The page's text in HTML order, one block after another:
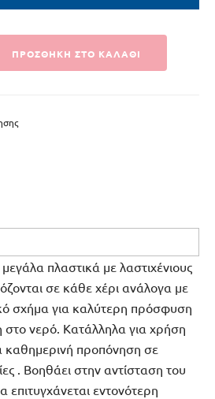
ΠΡΟΣΘΗΚΗ ΣΤΟ ΚΑΛΑΘΙ
πλαστικά με λαστιχένιους
σε κάθε χέρι ανάλογα με
σχήμα για καλύτερη πρόσφυση
νερό. Κατάλληλα για χρήση
καθημερινή προπόνηση σε
. Βοηθάει στην αντίσταση του
επιτυγχάνεται εντονότερη